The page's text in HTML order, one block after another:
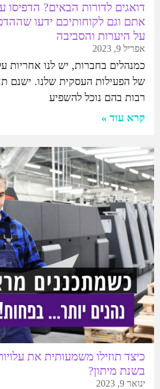
אתם וגם לקוחותיכם ידעו
על היערות והסביבה
אפריל 9, 2023
כמנהלים בחברות, יש לנו
של הפעילות העסקית שלנו. ישנם
רבות בהם נוכל להשפיע
קרא עוד »
כיצד תוזילו משמעותית את
בשנת מיתון?
ינואר 9, 2023